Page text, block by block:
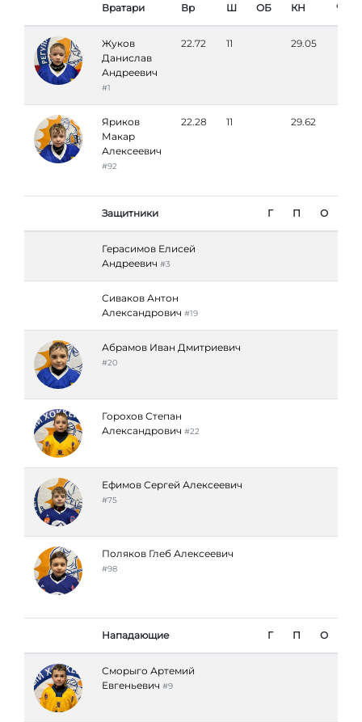
Вратари Вр Ш ОБ КН %ОБ
Жуков
Данислав
Андреевич
#1
22.72 11 29.05
Яриков
Макар
Алексеевич
#92
22.28 11 29.62
Защитники Г П О
Герасимов Елисей
Андреевич #3
Сиваков Антон
Александрович #19
Абрамов Иван Дмитриевич
#20
Горохов Степан
Александрович #22
Ефимов Сергей Алексеевич
#75
Поляков Глеб Алексеевич
#98
Нападающие Г П О
Сморыго Артемий
Евгеньевич #9